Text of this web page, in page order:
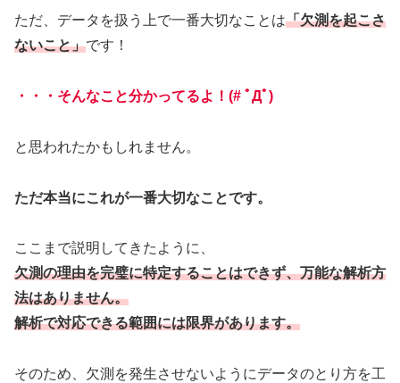
ただ、データを扱う上で一番大切なことは「欠測を起こさ
ないこと」です！
・・・そんなこと分かってるよ！(# ﾟДﾟ)
と思われたかもしれません。
ただ本当にこれが一番大切なことです。
ここまで説明してきたように、
欠測の理由を完璧に特定することはできず、万能な解析方
法はありません。
解析で対応できる範囲には限界があります。
そのため、欠測を発生させないようにデータのとり方を工